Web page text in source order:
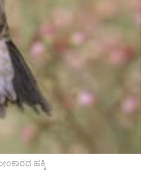
ಹಕ್ಕಿ